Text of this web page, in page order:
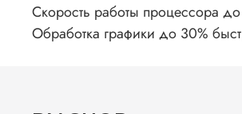
Скорость работы процессора
Обработка графики до 30%